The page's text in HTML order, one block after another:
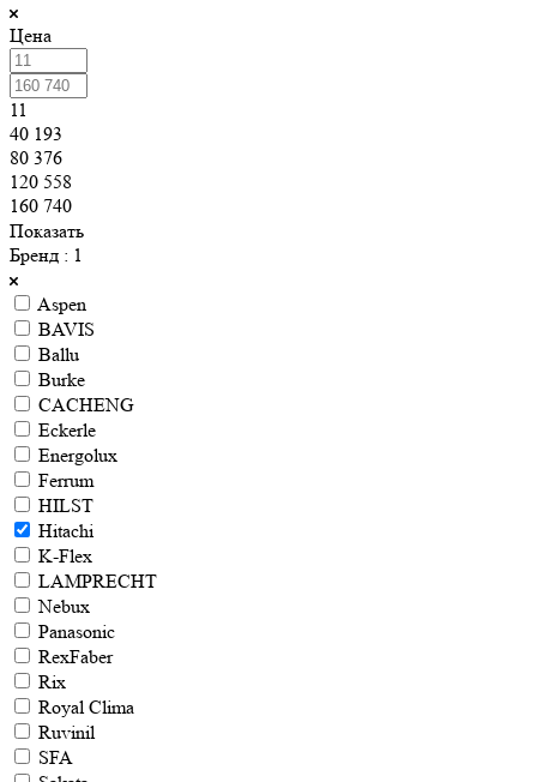
Цена
11
40 193
80 376
120 558
160 740
Показать
Бренд : 1
Aspen
BAVIS
Ballu
Burke
CACHENG
Eckerle
Energolux
Ferrum
HILST
Hitachi
K-Flex
LAMPRECHT
Nebux
Panasonic
RexFaber
Rix
Royal Clima
Ruvinil
SFA